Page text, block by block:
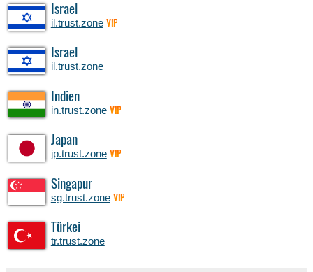
Israel
il.trust.zone VIP
Israel
il.trust.zone
Indien
in.trust.zone VIP
Japan
jp.trust.zone VIP
Singapur
sg.trust.zone VIP
Türkei
tr.trust.zone